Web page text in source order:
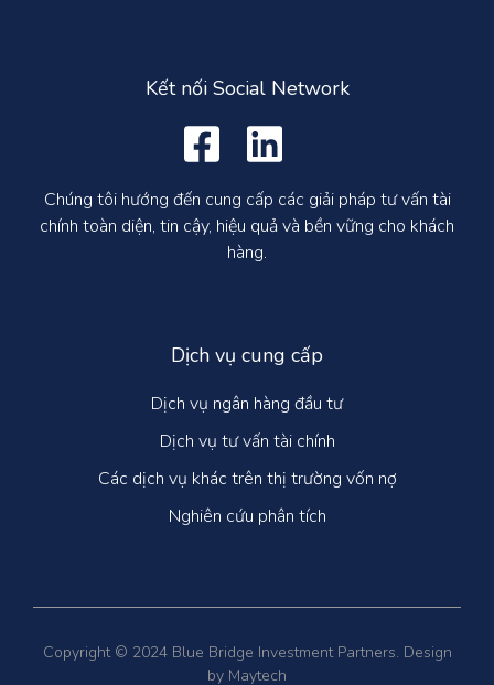
Kết nối Social Network
Chúng tôi hướng đến cung cấp các giải pháp tư vấn tài
chính toàn diện, tin cậy, hiệu quả và bền vững cho khách
hàng.
Dịch vụ cung cấp
Dịch vụ ngân hàng đầu tư
Dịch vụ tư vấn tài chính
Các dịch vụ khác trên thị trường vốn nợ
Nghiên cứu phân tích
Copyright © 2024 Blue Bridge Investment Partners. Design
by Maytech